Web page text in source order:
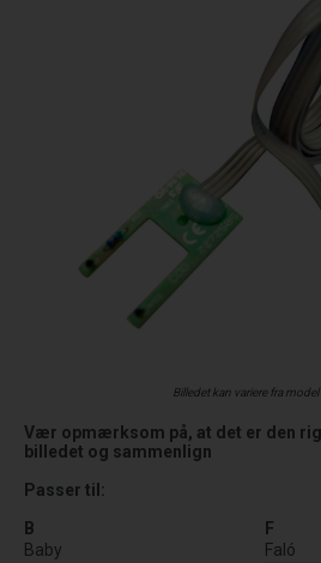
Billedet kan variere fra
Vær opmærksom på, at det er den
billedet og sammenlign
Passer til:
B
Baby
F
Faló